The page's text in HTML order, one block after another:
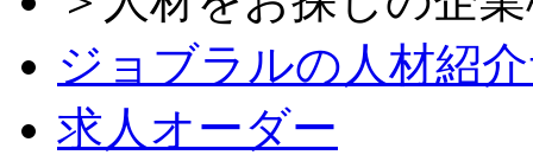
ジョブラルの人材紹
求人オーダー